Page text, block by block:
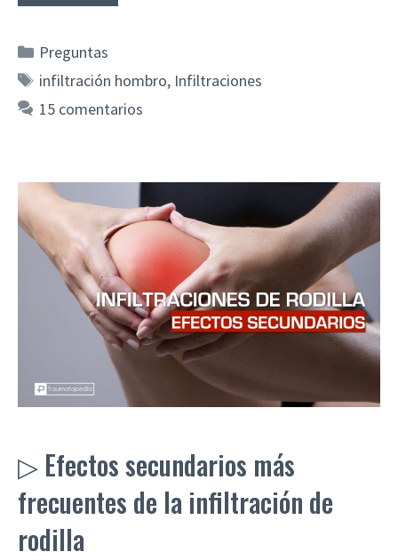
Categorías
Preguntas
Etiquetas
infiltración hombro, Infiltraciones
15 comentarios
▷ Efectos secundarios más
frecuentes de la infiltración de
rodilla